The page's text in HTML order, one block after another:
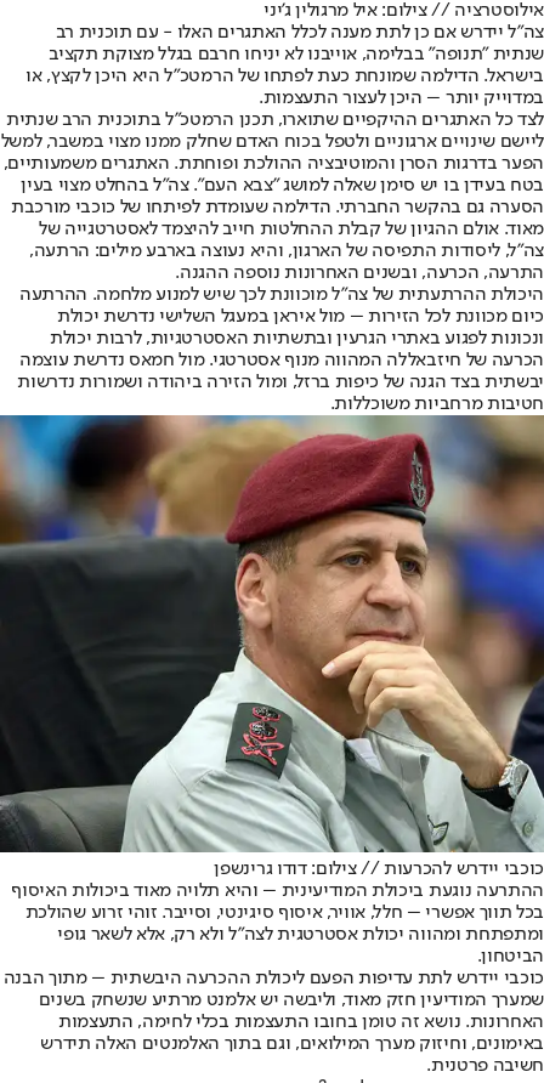
אילוסטרציה // צילום: איל מרגולין ג'יני
צה"ל יידרש אם כן לתת מענה לכלל האתגרים האלו - עם תוכנית רב
שנתית "תנופה" בבלימה, אוייבנו לא יניחו חרבם בגלל מצוקת תקציב
בישראל. הדילמה שמונחת כעת לפתחו של הרמטכ"ל היא היכן לקצץ, או
במדוייק יותר – היכן לעצור התעצמות.
לצד כל האתגרים ההיקפיים שתוארו, תכנן הרמטכ"ל בתוכנית הרב שנתית
ליישם שינויים ארגוניים ולטפל בכוח האדם שחלק ממנו מצוי במשבר, למשל
הפער בדרגות הסרן והמוטיבציה ההולכת ופוחתת. האתגרים משמעותיים,
בטח בעידן בו יש סימן שאלה למושג "צבא העם". צה"ל בהחלט מצוי בעין
הסערה גם בהקשר החברתי. הדילמה שעומדת לפיתחו של כוכבי מורכבת
מאוד. אולם ההגיון של קבלת ההחלטות חייב להיצמד לאסטרטגייה של
צה"ל, ליסודות התפיסה של הארגון, והיא נעוצה בארבע מילים: הרתעה,
התרעה, הכרעה, ובשנים האחרונות נוספה ההגנה.
היכולת ההרתעתית של צה"ל מוכוונת לכך שיש למנוע מלחמה. ההרתעה
כיום מכוונת לכל הזירות – מול איראן במעגל השלישי נדרשת יכולת
ונכונות לפגוע באתרי הגרעין ובתשתיות האסטרטגיות, לרבות יכולת
הכרעה של חיזבאללה המהווה מנוף אסטרטגי. מול חמאס נדרשת עוצמה
יבשתית בצד הגנה של כיפות ברזל, ומול הזירה ביהודה ושמורות נדרשות
חטיבות מרחביות משוכללות.
כוכבי יידרש להכרעות // צילום: דודו גרינשפן
ההתרעה נוגעת ביכולת המודיעינית – והיא תלויה מאוד ביכולות האיסוף
בכל תווך אפשרי – חלל, אוויר, איסוף סיגינטי, וסייבר. זוהי זרוע שהולכת
ומתפתחת ומהווה יכולת אסטרטגית לצה"ל ולא רק, אלא לשאר גופי
הביטחון.
כוכבי יידרש לתת עדיפות הפעם ליכולת ההכרעה היבשתית – מתוך הבנה
שמערך המודיעין חזק מאוד, וליבשה יש אלמנט מרתיע שנשחק בשנים
האחרונות. נושא זה טומן בחובו התעצמות בכלי לחימה, התעצמות
באימונים, וחיזוק מערך המילואים, וגם בתוך האלמנטים האלה תידרש
חשיבה פרטנית.